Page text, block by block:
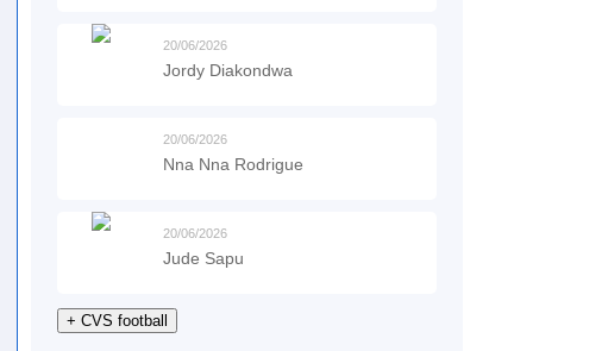
20/06/2026
Jordy Diakondwa
20/06/2026
Nna Nna Rodrigue
20/06/2026
Jude Sapu
+ CVS football